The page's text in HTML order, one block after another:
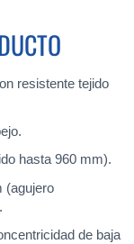
resistente tejido
hasta 960 mm).
(agujero
de baja